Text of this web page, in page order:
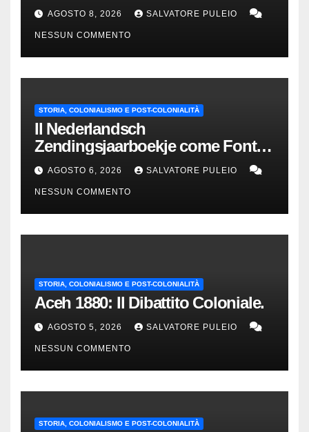
AGOSTO 8, 2026 SALVATORE PULEIO
NESSUN COMMENTO
STORIA, COLONIALISMO E POST-COLONIALITÀ
Il Nederlandsch
Zendingsjaarboekje come Fonte
Storica delle Indie Orientali
Olandesi
AGOSTO 6, 2026 SALVATORE PULEIO
NESSUN COMMENTO
STORIA, COLONIALISMO E POST-COLONIALITÀ
Aceh 1880: Il Dibattito Coloniale.
AGOSTO 5, 2026 SALVATORE PULEIO
NESSUN COMMENTO
STORIA, COLONIALISMO E POST-COLONIALITÀ